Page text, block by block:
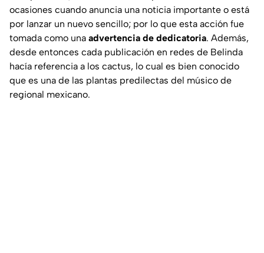
ocasiones cuando anuncia una noticia importante o está
por lanzar un nuevo sencillo; por lo que esta acción fue
tomada como una advertencia de dedicatoria. Además,
desde entonces cada publicación en redes de Belinda
hacía referencia a los cactus, lo cual es bien conocido
que es una de las plantas predilectas del músico de
regional mexicano.